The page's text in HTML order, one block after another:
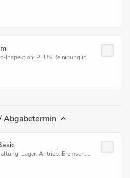
Inspektion: PLUS Reinigung in
Abgabetermin
Lager, Antrieb, Bremsen,...